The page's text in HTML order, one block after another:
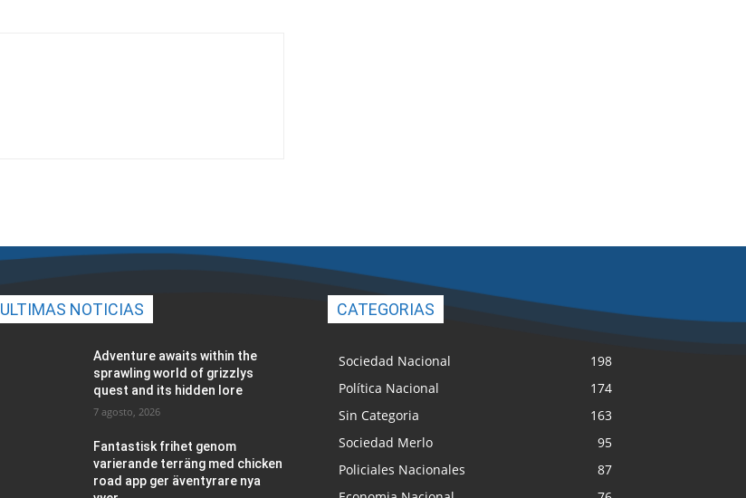
ULTIMAS NOTICIAS
Adventure awaits within the
sprawling world of grizzlys
quest and its hidden lore
7 agosto, 2026
Fantastisk frihet genom
varierande terräng med chicken
road app ger äventyrare nya
CATEGORIAS
Sociedad Nacional
198
Política Nacional
174
Sin Categoria
163
Sociedad Merlo
95
Policiales Nacionales
87